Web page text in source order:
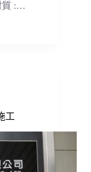
質 :…
工